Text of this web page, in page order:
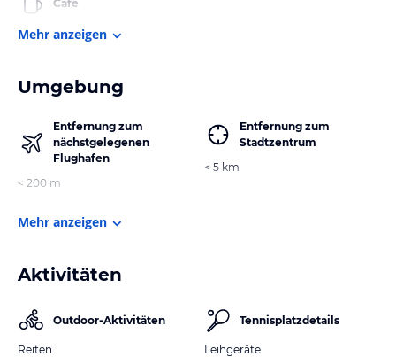
Cafe
Mehr anzeigen
Umgebung
Entfernung zum
nächstgelegenen
Flughafen
< 200 m
Entfernung zum
Stadtzentrum
< 5 km
Mehr anzeigen
Aktivitäten
Outdoor-Aktivitäten
Reiten
Tennisplatzdetails
Leihgeräte